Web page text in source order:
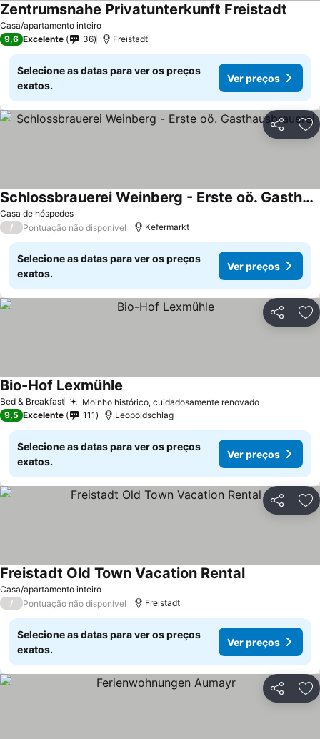
Casa/apartamento inteiro
Zentrumsnahe Privatunterkunft Freistadt
9,6 Excelente 36 Freistadt
Selecione as datas para ver os preços
exatos.
Ver preços
Partilhar
Casa de hóspedes
Schlossbrauerei Weinberg - Erste oö. Gasthausbrauerei
/ Pontuação não disponível Kefermarkt
Selecione as datas para ver os preços
exatos.
Ver preços
Partilhar
Bed & Breakfast Moinho histórico, cuidadosamente renovado
Bio-Hof Lexmühle
9,5 Excelente 111 Leopoldschlag
Selecione as datas para ver os preços
exatos.
Ver preços
Partilhar
Casa/apartamento inteiro
Freistadt Old Town Vacation Rental
/ Pontuação não disponível Freistadt
Selecione as datas para ver os preços
exatos.
Ver preços
Partilhar